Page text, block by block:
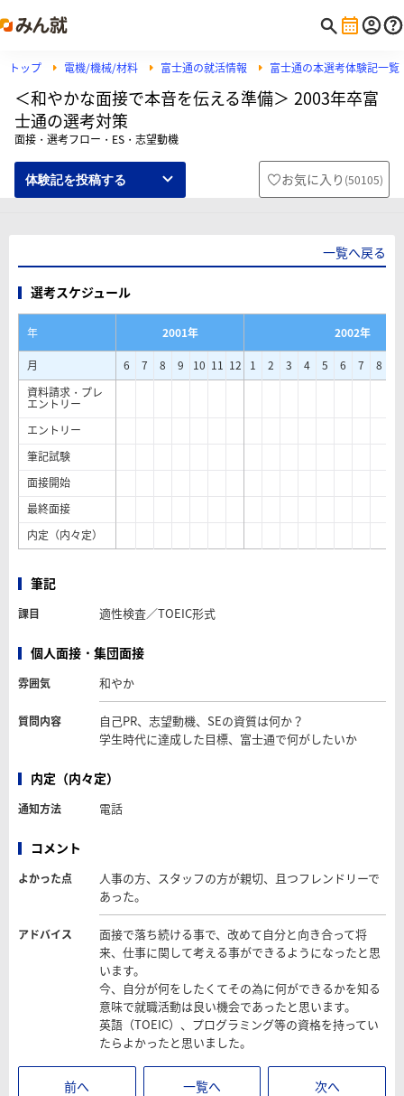
トップ 電機/機械/材料 富士通の就活情報 富士通の本選考体験記一覧
＜和やかな面接で本音を伝える準備＞ 2003年卒富
士通の選考対策
面接・選考フロー・ES・志望動機
体験記を投稿する お気に入り (50105)
一覧へ戻る
選考スケジュール
年 2001年
2002年
月
6 7 8 9 10 11 12 1 2 3 4 5 6 7 8
資料請求・プレ
エントリー
エントリー
筆記試験
面接開始
最終面接
内定（内々定）
筆記
課目 適性検査／TOEIC形式
個人面接・集団面接
雰囲気 和やか
質問内容
自己PR、志望動機、SEの資質は何か？
学生時代に達成した目標、富士通で何がしたいか
内定（内々定）
通知方法 電話
コメント
よかった点
人事の方、スタッフの方が親切、且つフレンドリーで
あった。
アドバイス
面接で落ち続ける事で、改めて自分と向き合って将
来、仕事に関して考える事ができるようになったと思
います。
今、自分が何をしたくてその為に何ができるかを知る
意味で就職活動は良い機会であったと思います。
英語（TOEIC）、プログラミング等の資格を持ってい
たらよかったと思いました。
前へ 一覧へ 次へ